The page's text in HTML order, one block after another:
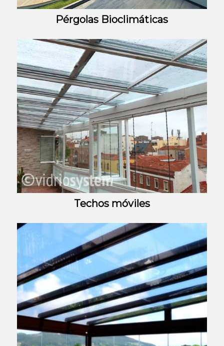
Pérgolas Bioclimáticas
Techos móviles